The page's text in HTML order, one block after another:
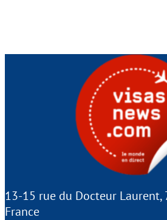
13-15 rue du Docteur Laurent,
France